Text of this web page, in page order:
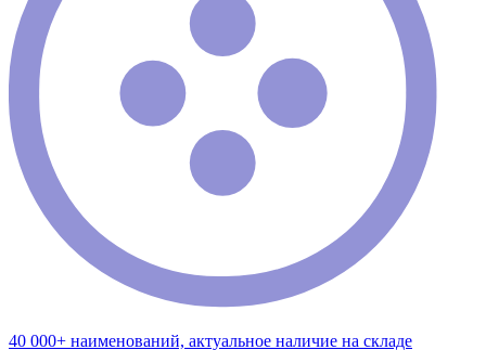
40 000+ наименований, актуальное наличие на складе